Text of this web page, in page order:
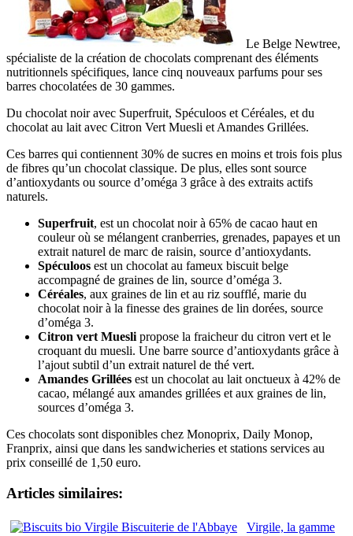
Le Belge Newtree,
spécialiste de la création de chocolats comprenant des éléments
nutritionnels spécifiques, lance cinq nouveaux parfums pour ses
barres chocolatées de 30 gammes.
Du chocolat noir avec Superfruit, Spéculoos et Céréales, et du
chocolat au lait avec Citron Vert Muesli et Amandes Grillées.
Ces barres qui contiennent 30% de sucres en moins et trois fois plus
de fibres qu’un chocolat classique. De plus, elles sont source
d’antioxydants ou source d’oméga 3 grâce à des extraits actifs
naturels.
Superfruit, est un chocolat noir à 65% de cacao haut en
couleur où se mélangent cranberries, grenades, papayes et un
extrait naturel de marc de raisin, source d’antioxydants.
Spéculoos est un chocolat au fameux biscuit belge
accompagné de graines de lin, source d’oméga 3.
Céréales, aux graines de lin et au riz soufflé, marie du
chocolat noir à la finesse des graines de lin dorées, source
d’oméga 3.
Citron vert Muesli propose la fraicheur du citron vert et le
croquant du muesli. Une barre source d’antioxydants grâce à
l’ajout subtil d’un extrait naturel de thé vert.
Amandes Grillées est un chocolat au lait onctueux à 42% de
cacao, mélangé aux amandes grillées et aux graines de lin,
sources d’oméga 3.
Ces chocolats sont disponibles chez Monoprix, Daily Monop,
Franprix, ainsi que dans les sandwicheries et stations services au
prix conseillé de 1,50 euro.
Articles similaires:
Virgile, la gamme